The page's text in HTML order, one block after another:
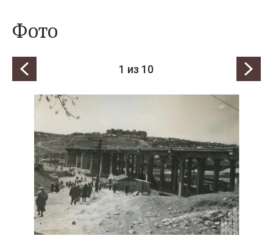
Фото
1 из 10